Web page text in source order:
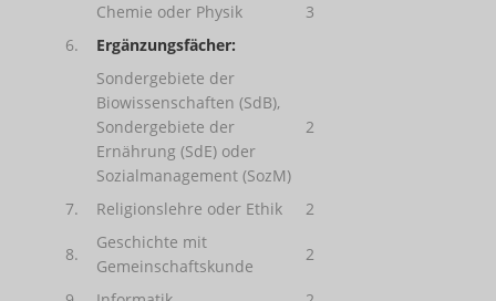
Chemie oder Physik
3
6.
Ergänzungsfächer:
Sondergebiete der
Biowissenschaften (SdB),
Sondergebiete der
Ernährung (SdE) oder
Sozialmanagement (SozM)
2
7. Religionslehre oder Ethik 2
8.
Geschichte mit
Gemeinschaftskunde
2